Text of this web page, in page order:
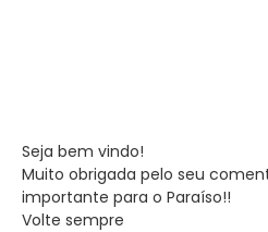
Seja bem vindo!
Muito obrigada pelo seu
importante para o Paraíso!!
Volte sempre